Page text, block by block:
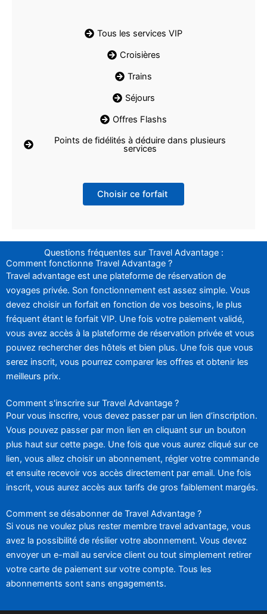
Tous les services VIP
Croisières
Trains
Séjours
Offres Flashs
Points de fidélités à déduire dans plusieurs
services
Choisir ce forfait
Questions fréquentes sur Travel Advantage :
Comment fonctionne Travel Advantage ?
Travel advantage est une plateforme de réservation de
voyages privée. Son fonctionnement est assez simple. Vous
devez choisir un forfait en fonction de vos besoins, le plus
fréquent étant le forfait VIP. Une fois votre paiement validé,
vous avez accès à la plateforme de réservation privée et vous
pouvez rechercher des hôtels et bien plus. Une fois que vous
serez inscrit, vous pourrez comparer les offres et obtenir les
meilleurs prix.
Comment s'inscrire sur Travel Advantage ?
Pour vous inscrire, vous devez passer par un lien d’inscription.
Vous pouvez passer par mon lien en cliquant sur un bouton
plus haut sur cette page. Une fois que vous aurez cliqué sur ce
lien, vous allez choisir un abonnement, régler votre commande
et ensuite recevoir vos accès directement par email. Une fois
inscrit, vous aurez accès aux tarifs de gros faiblement margés.
Comment se désabonner de Travel Advantage ?
Si vous ne voulez plus rester membre travel advantage, vous
avez la possibilité de résilier votre abonnement. Vous devez
envoyer un e-mail au service client ou tout simplement retirer
votre carte de paiement sur votre compte. Tous les
abonnements sont sans engagements.